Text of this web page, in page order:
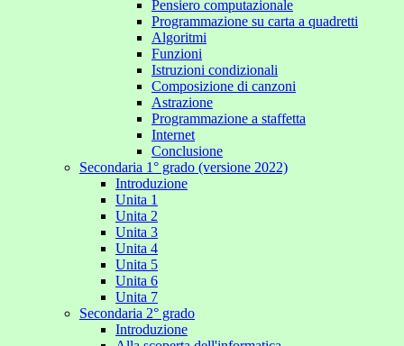
Pensiero computazionale
Programmazione su carta a quadretti
Algoritmi
Funzioni
Istruzioni condizionali
Composizione di canzoni
Astrazione
Programmazione a staffetta
Internet
Conclusione
Secondaria 1° grado (versione 2022)
Introduzione
Unita 1
Unita 2
Unita 3
Unita 4
Unita 5
Unita 6
Unita 7
Secondaria 2° grado
Introduzione